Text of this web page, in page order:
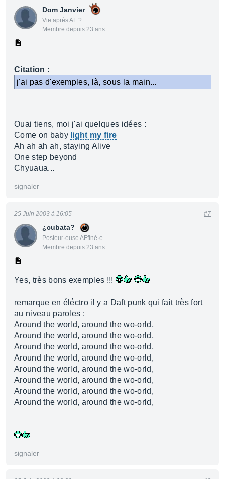
Dom Janvier
Vie après AF ?
Membre depuis 23 ans
Citation :
j'ai pas d'exemples, là, sous la main...
Ouai tiens, moi j'ai quelques idées :
Come on baby light my fire
Ah ah ah ah, staying Alive
One step beyond
Chyuaua...
signaler
¿cubata?
Posteur·euse AFfiné·e
Membre depuis 23 ans
25 Juin 2003 à 16:05 #7
Yes, très bons exemples !!!
remarque en éléctro il y a Daft punk qui fait très fort
au niveau paroles :
Around the world, around the wo-orld,
Around the world, around the wo-orld,
Around the world, around the wo-orld,
Around the world, around the wo-orld,
Around the world, around the wo-orld,
Around the world, around the wo-orld,
Around the world, around the wo-orld,
Around the world, around the wo-orld,
signaler